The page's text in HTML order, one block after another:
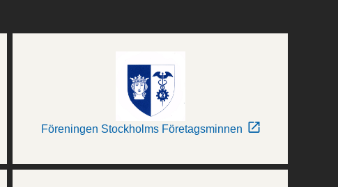
Föreningen Stockholms Företagsminnen